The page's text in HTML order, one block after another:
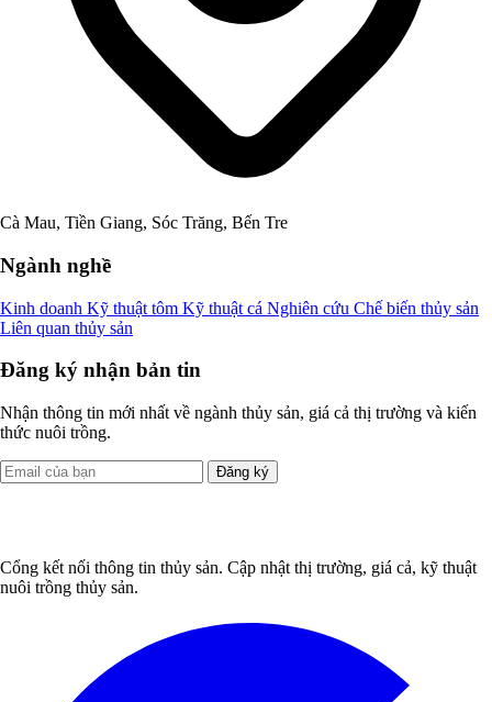
Cà Mau, Tiền Giang, Sóc Trăng, Bến Tre
Ngành nghề
Kinh doanh Kỹ thuật tôm Kỹ thuật cá Nghiên cứu Chế biến thủy sản
Liên quan thủy sản
Đăng ký nhận bản tin
Nhận thông tin mới nhất về ngành thủy sản, giá cả thị trường và kiến
thức nuôi trồng.
Đăng ký
Cổng kết nối thông tin thủy sản. Cập nhật thị trường, giá cả, kỹ thuật
nuôi trồng thủy sản.